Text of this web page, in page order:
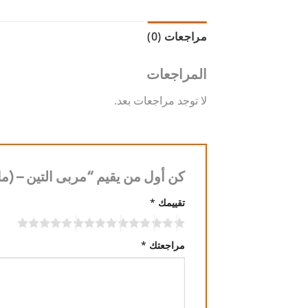
مراجعات (0)
المراجعات
لا توجد مراجعات بعد.
كن أول من يقيم “مربى التين –
تقييمك *
مراجعتك *